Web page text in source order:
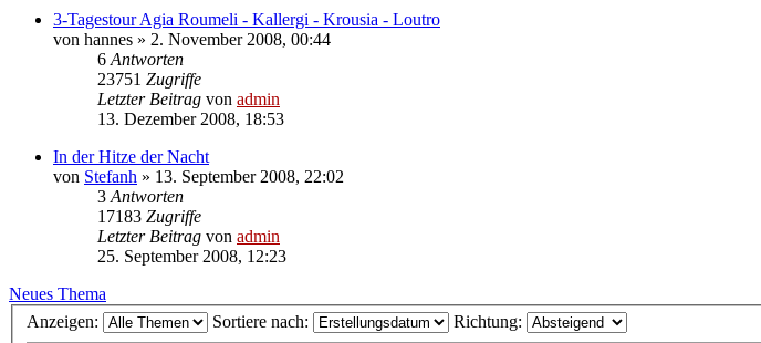
3-Tagestour Agia Roumeli - Kallergi - Krousia - Loutro
von hannes » 2. November 2008, 00:44
6 Antworten
23751 Zugriffe
Letzter Beitrag von admin
13. Dezember 2008, 18:53
In der Hitze der Nacht
von Stefanh » 13. September 2008, 22:02
3 Antworten
17183 Zugriffe
Letzter Beitrag von admin
25. September 2008, 12:23
Neues Thema
Anzeigen:
Sortiere nach: Richtung: